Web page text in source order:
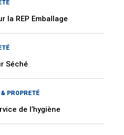
la REP Emballage
Séché
PROPRETÉ
de l’hygiène